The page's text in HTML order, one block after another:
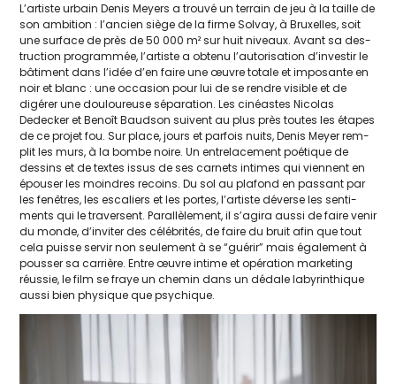
L’artiste urbain Denis Meyers a trou­vé un ter­rain de jeu à la taille de
son ambi­tion : l’ancien siège de la firme Solvay, à Bruxelles, soit
une sur­face de près de 50 000 m² sur huit niveaux. Avant sa des­
truc­tion pro­gram­mée, l’artiste a obte­nu l’autorisation d’investir le
bâti­ment dans l’idée d’en faire une œuvre totale et impo­sante en
noir et blanc : une occa­sion pour lui de se rendre visible et de
digé­rer une dou­lou­reuse sépa­ra­tion. Les cinéastes Nicolas
Dedecker et Benoît Baudson suivent au plus près toutes les étapes
de ce pro­jet fou. Sur place, jours et par­fois nuits, Denis Meyer rem­
plit les murs, à la bombe noire. Un entre­la­ce­ment poé­tique de
des­sins et de textes issus de ses car­nets intimes qui viennent en
épou­ser les moindres recoins. Du sol au pla­fond en pas­sant par
les fenêtres, les esca­liers et les portes, l’artiste déverse les sen­ti­
ments qui le tra­versent. Parallèlement, il s’a­gi­ra aus­si de faire venir
du monde, d’in­vi­ter des célé­bri­tés, de faire du bruit afin que tout
cela puisse ser­vir non seule­ment à se “gué­rir” mais éga­le­ment à
pous­ser sa car­rière. Entre œuvre intime et opé­ra­tion mar­ke­ting
réus­sie, le film se fraye un che­min dans un dédale laby­rin­thique
aus­si bien phy­sique que psychique.